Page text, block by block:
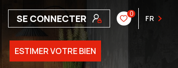
SE CONNECTER 0 FR
ESTIMER VOTRE BIEN